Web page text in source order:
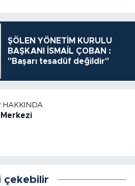
ŞÖLEN YÖNETİM KURULU
BAŞKANI İSMAİL ÇOBAN :
"Başarı tesadüf değildir"
HAKKINDA
çekebilir